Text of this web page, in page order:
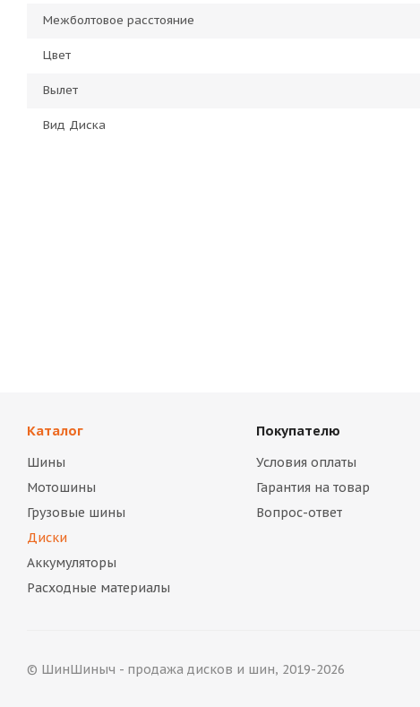
Межболтовое расстояние
Цвет
Вылет
Вид Диска
Каталог
Шины
Мотошины
Грузовые шины
Диски
Аккумуляторы
Расходные материалы
Покупателю
Условия оплаты
Гарантия на товар
Вопрос-ответ
© ШинШиныч - продажа дисков и шин, 2019-2026